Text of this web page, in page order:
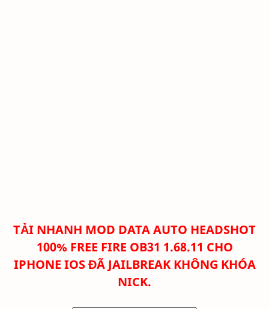
TẢI NHANH MOD DATA AUTO HEADSHOT
100% FREE FIRE OB31 1.68.11 CHO
IPHONE IOS ĐÃ JAILBREAK KHÔNG KHÓA
NICK.